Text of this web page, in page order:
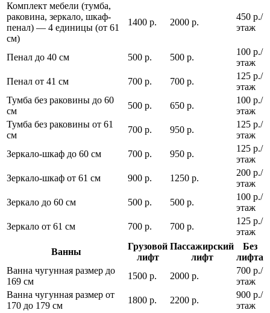
Комплект мебели (тумба,
раковина, зеркало, шкаф-
пенал) — 4 единицы (от 61
см)
1400 р. 2000 р.
450 р./
этаж
Пенал до 40 см 500 р. 500 р.
100 р./
этаж
Пенал от 41 см
700 р. 700 р.
125 р./
этаж
Тумба без раковины до 60
см
500 р. 650 р.
100 р./
этаж
Тумба без раковины от 61
см
700 р. 950 р.
125 р./
этаж
Зеркало-шкаф до 60 см
700 р. 950 р.
125 р./
этаж
Зеркало-шкаф от 61 см
900 р. 1250 р.
200 р./
этаж
Зеркало до 60 см
500 р. 500 р.
100 р./
этаж
Зеркало от 61 см
700 р. 700 р.
125 р./
этаж
Ванны
Грузовой
лифт
Пассажирский
лифт
Без
лифта
Ванна чугунная размер до
169 см
1500 р. 2000 р.
700 р./
этаж
Ванна чугунная размер от
170 до 179 см
1800 р. 2200 р.
900 р./
этаж